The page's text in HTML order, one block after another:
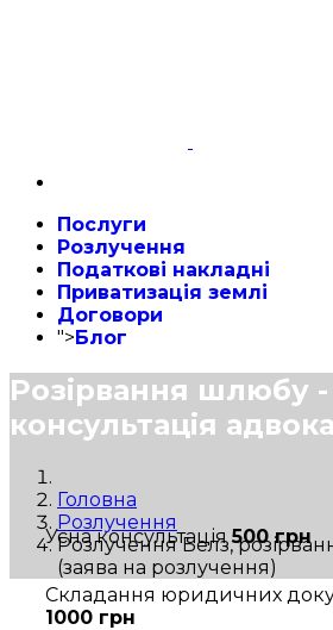
Послуги
Розлучення
Податкові накладні
Приватизація землі
Договори
">Блог
Розірвання шлюбу -
консультація
Головна
Розлучення
Розлучення Белз,
(заява на розлучення)
Усна консультація500 грн
Складання юридичних
1000 грн